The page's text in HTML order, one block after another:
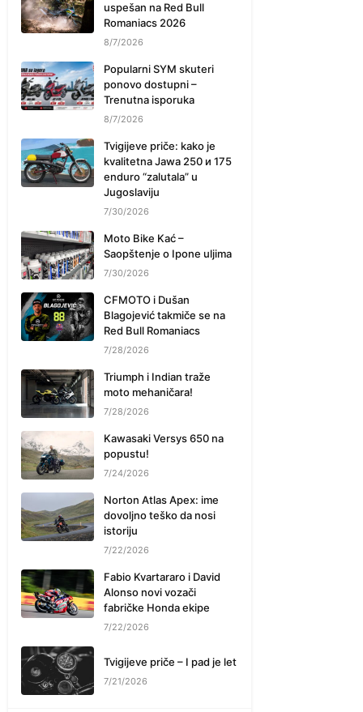
uspešan na Red Bull
Romaniacs 2026
8/7/2026
Popularni SYM skuteri
ponovo dostupni –
Trenutna isporuka
8/7/2026
Tvigijeve priče: kako je
kvalitetna Jawa 250 и 175
enduro “zalutala” u
Jugoslaviju
7/30/2026
Moto Bike Kać –
Saopštenje o Ipone uljima
7/30/2026
CFMOTO i Dušan
Blagojević takmiče se na
Red Bull Romaniacs
7/28/2026
Triumph i Indian traže
moto mehaničara!
7/28/2026
Kawasaki Versys 650 na
popustu!
7/24/2026
Norton Atlas Apex: ime
dovoljno teško da nosi
istoriju
7/22/2026
Fabio Kvartararo i David
Alonso novi vozači
fabričke Honda ekipe
7/22/2026
Tvigijeve priče – I pad je let
7/21/2026